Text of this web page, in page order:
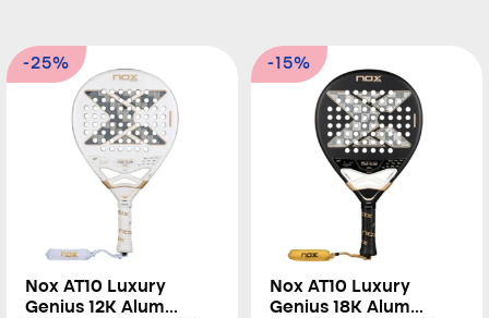
-25%
Nox AT10 Luxury
Genius 12K Alum
-15%
Nox AT10 Luxury
Genius 18K Alum